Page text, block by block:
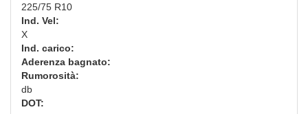
225/75 R10
Ind. Vel:
X
Ind. carico:
Aderenza bagnato:
Rumorosità:
db
DOT: